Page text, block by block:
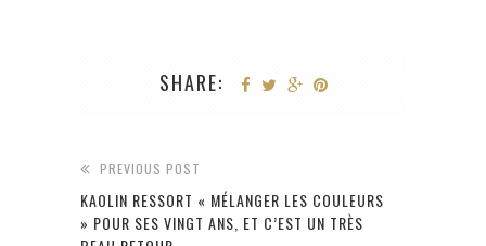
SHARE:
PREVIOUS POST
KAOLIN RESSORT « MÉLANGER LES COULEURS
» POUR SES VINGT ANS, ET C’EST UN TRÈS